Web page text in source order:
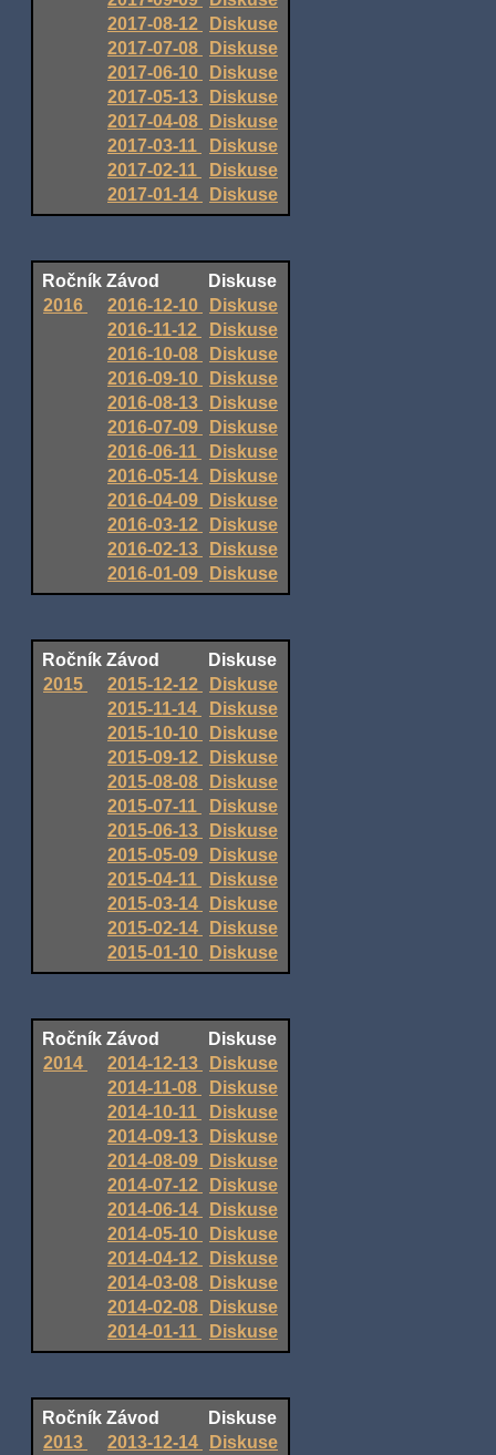
2017-08-12
Diskuse
2017-07-08
Diskuse
2017-06-10
Diskuse
2017-05-13
Diskuse
2017-04-08
Diskuse
2017-03-11
Diskuse
2017-02-11
Diskuse
2017-01-14
Diskuse
Ročník Závod
Diskuse
2016
2016-12-10
Diskuse
2016-11-12
Diskuse
2016-10-08
Diskuse
2016-09-10
Diskuse
2016-08-13
Diskuse
2016-07-09
Diskuse
2016-06-11
Diskuse
2016-05-14
Diskuse
2016-04-09
Diskuse
2016-03-12
Diskuse
2016-02-13
Diskuse
2016-01-09
Diskuse
Ročník Závod
Diskuse
2015
2015-12-12
Diskuse
2015-11-14
Diskuse
2015-10-10
Diskuse
2015-09-12
Diskuse
2015-08-08
Diskuse
2015-07-11
Diskuse
2015-06-13
Diskuse
2015-05-09
Diskuse
2015-04-11
Diskuse
2015-03-14
Diskuse
2015-02-14
Diskuse
2015-01-10
Diskuse
Ročník Závod
Diskuse
2014
2014-12-13
Diskuse
2014-11-08
Diskuse
2014-10-11
Diskuse
2014-09-13
Diskuse
2014-08-09
Diskuse
2014-07-12
Diskuse
2014-06-14
Diskuse
2014-05-10
Diskuse
2014-04-12
Diskuse
2014-03-08
Diskuse
2014-02-08
Diskuse
2014-01-11
Diskuse
Ročník Závod
Diskuse
2013
2013-12-14
Diskuse